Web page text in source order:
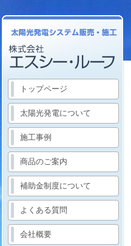
トップページ
太陽光発電について
施工事例
商品のご案内
補助金制度について
よくある質問
会社概要